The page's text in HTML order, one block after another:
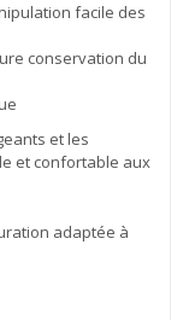
facile des
conservation du
et les
et confortable aux
adaptée à